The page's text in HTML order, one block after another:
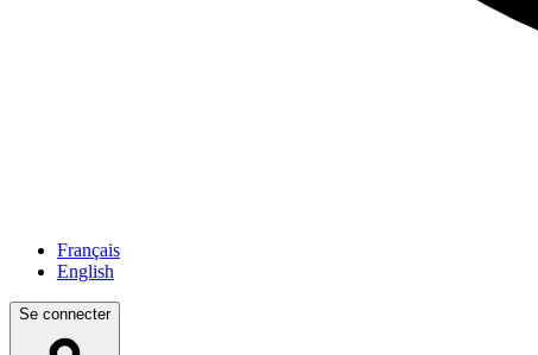
Français
English
Se connecter